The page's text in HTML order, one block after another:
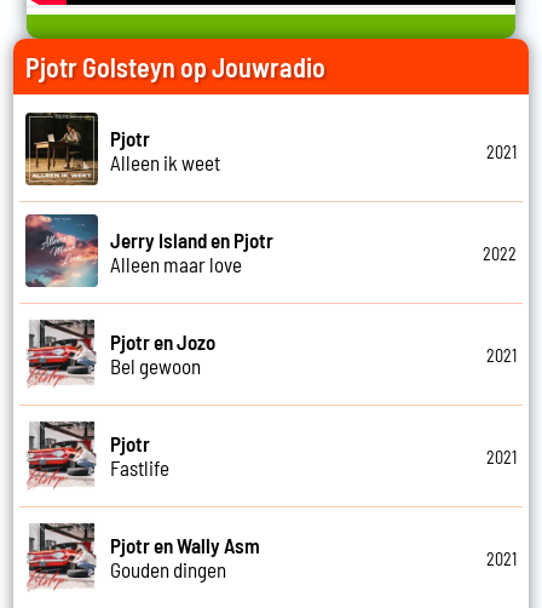
Pjotr Golsteyn op Jouwradio
Pjotr
Alleen ik weet
2021
Jerry Island en Pjotr
Alleen maar love
2022
Pjotr en Jozo
Bel gewoon
2021
Pjotr
Fastlife
2021
Pjotr en Wally Asm
Gouden dingen
2021